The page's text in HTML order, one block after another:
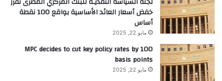
خفض أسعار العائد الأساسية بواقع 100 نقطة
أساس
مايو 22, 2025
MPC decides to cut key policy rates by 100
basis points
مايو 22, 2025